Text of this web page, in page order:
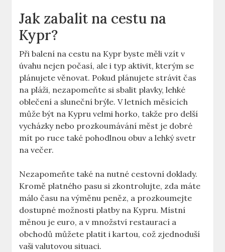
Jak zabalit na cestu na
Kypr?
Při balení na cestu na Kypr byste měli vzít v
úvahu nejen počasí, ale i typ aktivit, kterým se
plánujete věnovat. Pokud plánujete strávit čas
na pláži, nezapomeňte si sbalit plavky, lehké
oblečení a sluneční brýle. V letních měsících
může být na Kypru velmi horko, takže pro delší
vycházky nebo prozkoumávání měst je dobré
mít po ruce také pohodlnou obuv a lehký svetr
na večer.
Nezapomeňte také na nutné cestovní doklady.
Kromě platného pasu si zkontrolujte, zda máte
málo času na výměnu peněz, a prozkoumejte
dostupné možnosti platby na Kypru. Místní
měnou je euro, a v množství restaurací a
obchodů můžete platit i kartou, což zjednoduší
vaši valutovou situaci.